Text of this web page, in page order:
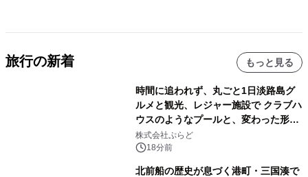
旅行の新着 もっと見る
時間に追われず、丸ごと1日淡路島グ
ルメと観光、レジャー施設で クラブハ
ウスのようなプールと、変わった形の
サウナも 「THE BOXY AWAJI」のお
得な素泊まり連泊プランで
株式会社ぷらど
18分前
北前船の歴史が息づく港町・三国湊で